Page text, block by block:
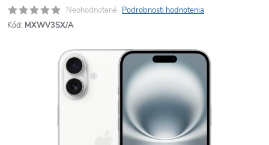
Neohodnotené Podrobnosti hodnotenia
Kód: MXWV3SX/A